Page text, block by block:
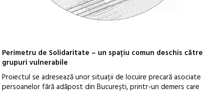
Perimetru de Solidaritate – un spațiu comun deschis către
grupuri vulnerabile
Proiectul se adresează unor situații de locuire precară asociate
persoanelor fără adăpost din București, printr-un demers care